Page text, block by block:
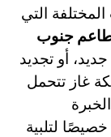
التي
جنوب
أو تجديد
غاز تتحمل
لتلبية